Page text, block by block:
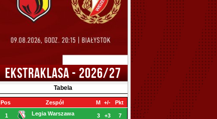
EKSTRAKLASA - 2026/27
Tabela
Pos Zespół M +/- Pkt
1 Legia Warszawa 3 +3 7